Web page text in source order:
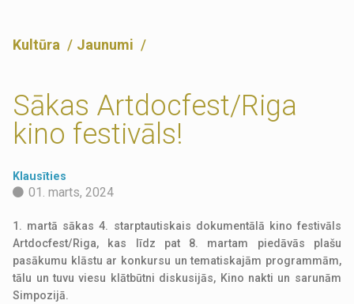
Kultūra Jaunumi
Sākas Artdocfest/Riga
kino festivāls!
Klausīties
01. marts, 2024
1. martā sākas 4. starptautiskais dokumentālā kino festivāls
Artdocfest/Riga, kas līdz pat 8. martam piedāvās plašu
pasākumu klāstu ar konkursu un tematiskajām programmām,
tālu un tuvu viesu klātbūtni diskusijās, Kino nakti un sarunām
Simpozijā.